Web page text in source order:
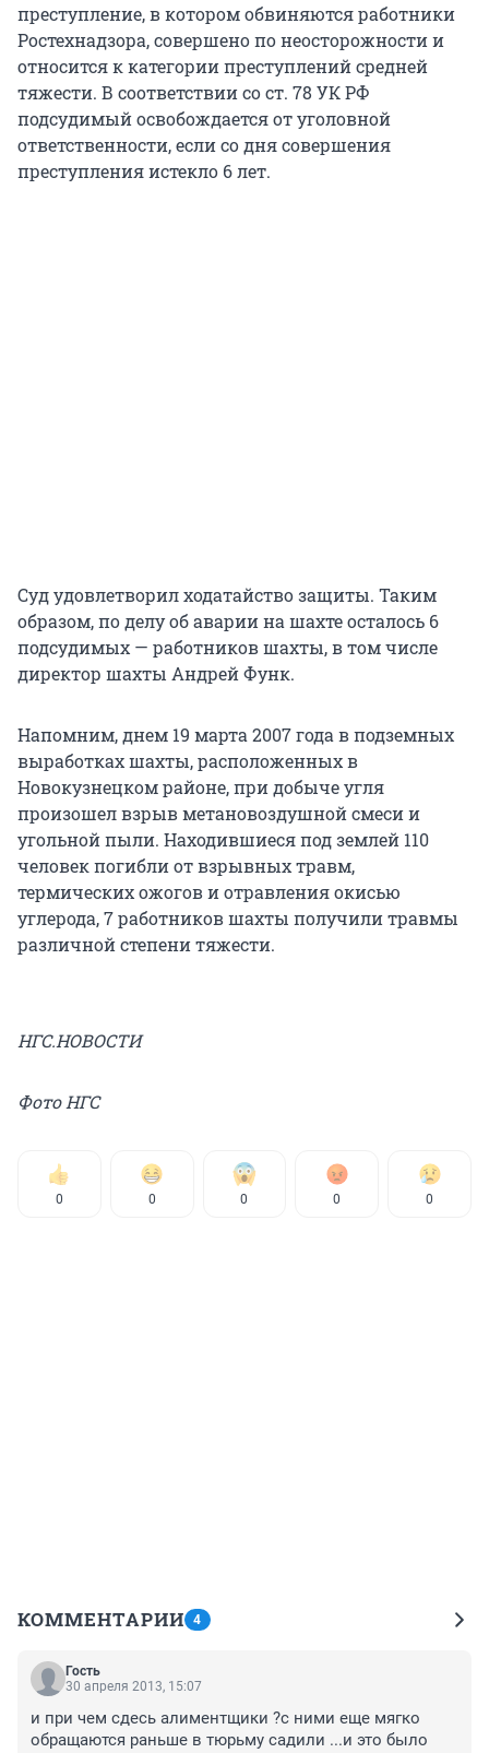
преступление, в котором обвиняются работники
Ростехнадзора, совершено по неосторожности и
относится к категории преступлений средней
тяжести. В соответствии со ст. 78 УК РФ
подсудимый освобождается от уголовной
ответственности, если со дня совершения
преступления истекло 6 лет.
Суд удовлетворил ходатайство защиты. Таким
образом, по делу об аварии на шахте осталось 6
подсудимых — работников шахты, в том числе
директор шахты Андрей Функ.
Напомним, днем 19 марта 2007 года в подземных
выработках шахты, расположенных в
Новокузнецком районе, при добыче угля
произошел взрыв метановоздушной смеси и
угольной пыли. Находившиеся под землей 110
человек погибли от взрывных травм,
термических ожогов и отравления окисью
углерода, 7 работников шахты получили травмы
различной степени тяжести.
НГС.НОВОСТИ
Фото НГС
0 0 0 0 0
КОММЕНТАРИИ 4
Гость
30 апреля 2013, 15:07
и при чем сдесь алиментщики ?с ними еще мягко
обращаются раньше в тюрьму садили ...и это было